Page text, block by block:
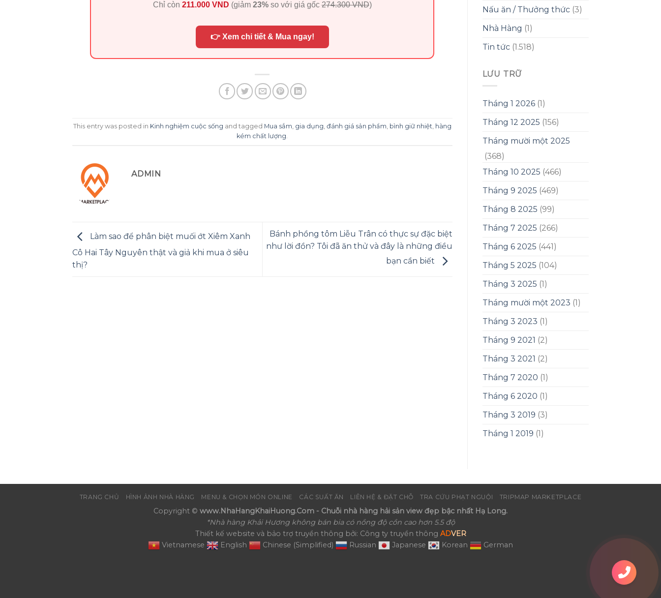
Chỉ còn 211.000 VND (giảm 23%so với giá gốc274.300 VND)
👉 Xem chi tiết & Mua ngay!
This entry was posted in Kinh nghiệm cuộc sống and tagged Mua sắm gia dụng đánh giá sản phẩm bình giữ nhiệt hàng
kém chất lượng
ADMIN
Làm sao để phân biệt muối ớt Xiêm Xanh
Cô Hai Tây Nguyên thật và giả khi mua ở siêu
thị?
Bánh phồng tôm Liễu Trân có thực sự đặc biệt
như lời đồn? Tôi đã ăn thử và đây là những điều
bạn cần biết
Nấu ăn / Thưởng thức(3)
Nhà Hàng (1)
Tin tức(1.518)
LƯU TRỮ
Tháng 1 2026(1)
Tháng 12 2025 (156)
Tháng mười một 2025
(368)
Tháng 10 2025 (466)
Tháng 9 2025 (469)
Tháng 8 2025 (99)
Tháng 7 2025 (266)
Tháng 6 2025 (441)
Tháng 5 2025 (104)
Tháng 3 2025 (1)
Tháng mười một 2023 (1)
Tháng 3 2023 (1)
Tháng 9 2021 (2)
Tháng 3 2021 (2)
Tháng 7 2020 (1)
Tháng 6 2020 (1)
Tháng 3 2019 (3)
Tháng 1 2019 (1)
TRANG CHỦ HÌNH ẢNH NHÀ HÀNG MENU & CHỌN MÓN ONLINE CÁC SUẤT ĂN LIÊN HỆ & ĐẶT CHỖ TRA CỨU PHẠT NGUỘI TRIPMAP MARKETPLACE
Copyright © www.NhaHangKhaiHuong.Com - Chuỗi nhà hàng hải sản view đẹp bậc nhất Hạ Long.
*Nhà hàng Khải Hương không bán bia có nồng độ cồn cao hơn 5.5 độ
Thiết kế website và bảo trợ truyền thông bởi: Công ty truyền thông ADVER
Vietnamese
English Chinese (Simplified) Russian Japanese Korean German